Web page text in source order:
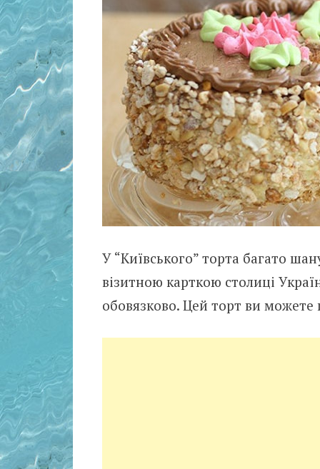
У “Київського” торта багато
візитною карткою столиці
обовязково. Цей торт ви можете